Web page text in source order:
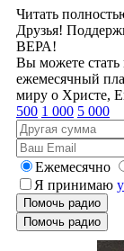
Читать
Друзья!
ВЕРА!
Вы можете стать
ежемесячный
миру о Христе,
500 1 000 5 000
Ежемесячно
Я принимаю
Помочь радио
Помочь радио